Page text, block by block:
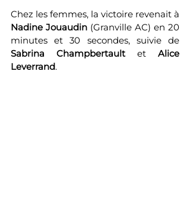
Nadine Jouaudin (Granville AC) en 20
Sabrina Champbertault et Alice
Leverrand.